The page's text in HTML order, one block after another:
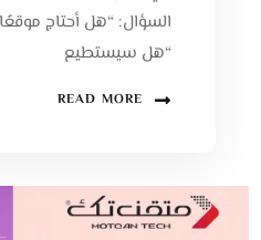
السؤال: “هل أحتاج
“هل سيستطيع
READ MORE